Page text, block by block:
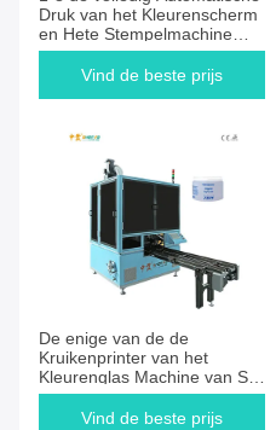
Druk van het Kleurenscherm
en Hete Stempelmachine
voor Glasfles
Vind de beste prijs
De enige van de de
Kruikenprinter van het
Kleurenglas Machine van Silk
Screen Printing met Flam-
Behandeling het UV
Vind de beste prijs